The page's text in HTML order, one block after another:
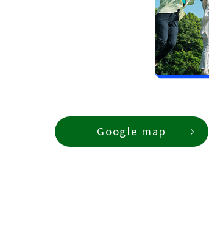
Google map